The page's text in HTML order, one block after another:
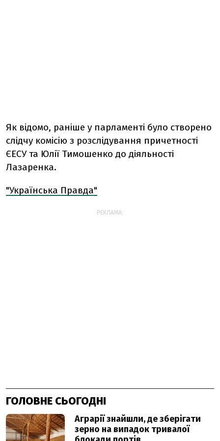
Як відомо, раніше у парламенті було створено
слідчу комісію з розслідування причетності
ЄЕСУ та Юлії Тимошенко до діяльності
Лазаренка.
"Українська Правда"
РЕКЛАМА:
ГОЛОВНЕ СЬОГОДНІ
Аграрії знайшли, де зберігати
зерно на випадок тривалої